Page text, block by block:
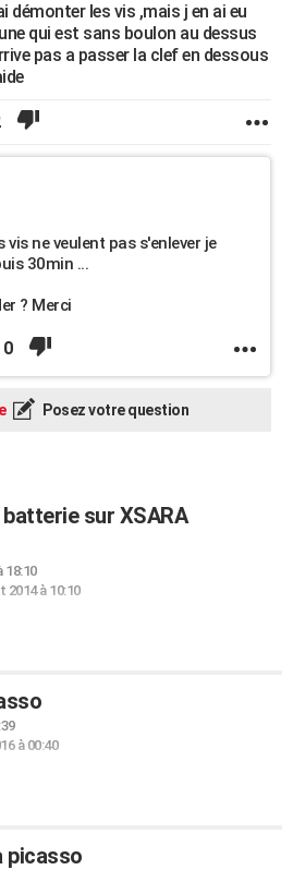
démonter les vis ,mais j en ai eu
qui est sans boulon au dessus
pas a passer la clef en dessous
vis ne veulent pas s'enlever je
30min ...
? Merci
0
Posez votre question
sur XSARA
18:10
2014 à 10:10
à 00:40
picasso